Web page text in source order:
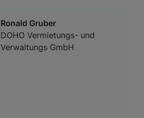
Ronald Gruber
DOHO Vermietungs- und
Verwaltungs GmbH